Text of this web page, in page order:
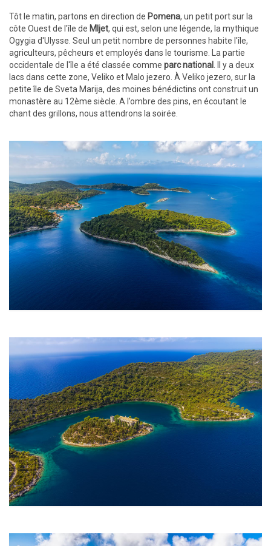
Tôt le matin, partons en direction de Pomena, un petit port sur la
côte Ouest de l'île de Mljet, qui est, selon une légende, la mythique
Ogygia d'Ulysse. Seul un petit nombre de personnes habite l'île,
agriculteurs, pêcheurs et employés dans le tourisme. La partie
occidentale de l'île a été classée comme parc national
. Il y a deux
lacs dans cette zone, Veliko et Malo jezero. À Veliko jezero, sur la
petite île de Sveta Marija, des moines bénédictins ont construit un
monastère au 12ème siècle. A l’ombre des pins, en écoutant le
chant des grillons, nous attendrons la soirée.